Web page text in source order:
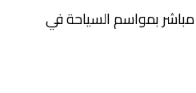
مباشر بمواسم السياحة في